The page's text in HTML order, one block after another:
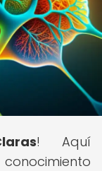
! Aquí